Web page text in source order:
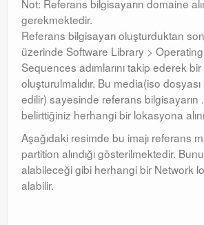
Not: Referans bilgisayarın domaine
gerekmektedir.
Referans bilgisayarı oluşturduktan
üzerinde Software Library >
Sequences adımlarını takip ederek
oluşturulmalıdır. Bu media(iso
edilir) sayesinde referans bilgisayarın
belirttiğiniz herhangi bir lokasyona
Aşağıdaki resimde bu imajı referans
partition alındığı gösterilmektedir.
alabileceği gibi herhangi bir Network
alabilir.